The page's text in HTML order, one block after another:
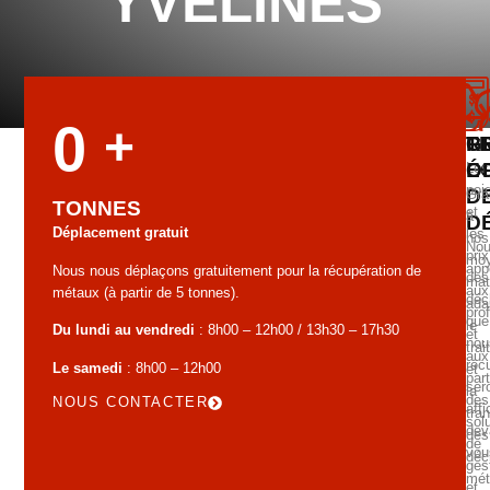
aux
et
aux
des
de
Les
et
les
prix
des
que
à
nos
le
et
la
des
0 +
TONNES
Déplacement gratuit
Nous nous déplaçons gratuitement pour la récupération de
métaux (à partir de 5 tonnes).
Du lundi au vendredi : 8h00 – 12h00 / 13h30 – 17h30
Le samedi : 8h00 – 12h00
NOUS CONTACTER